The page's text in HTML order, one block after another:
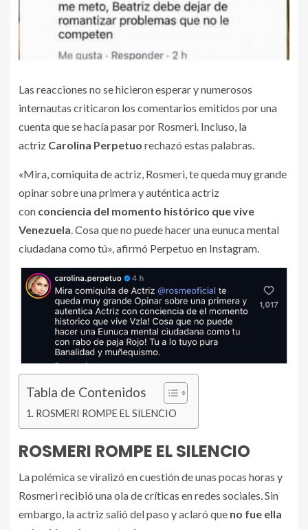
Las reacciones no se hicieron esperar y numerosos
internautas criticaron los comentarios emitidos por una
cuenta que se hacía pasar por Rosmeri. Incluso, la
actriz Carolina Perpetuo rechazó estas palabras.
«Mira, comiquita de actriz, Rosmeri, te queda muy grande
opinar sobre una primera y auténtica actriz
con conciencia del momento histórico que vive
Venezuela . Cosa que no puede hacer una eunuca mental
ciudadana como tú», afirmó Perpetuo en Instagram.
Tabla de Contenidos
ROSMERI ROMPE EL SILENCIO
ROSMERI ROMPE EL SILENCIO
La polémica se viralizó en cuestión de unas pocas horas y
Rosmeri recibió una ola de críticas en redes sociales. Sin
embargo, la actriz salió del paso y aclaró que no fue ella